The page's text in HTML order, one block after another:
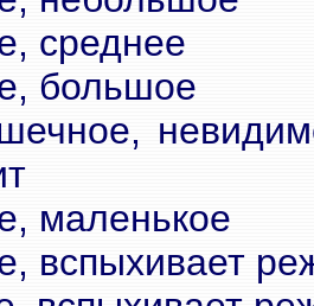
среднее
большое
маленькое
вспыхивает